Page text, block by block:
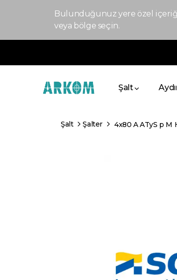
Bulunduğunuz yere özel
veya bölge seçin.
Şalt
Şalt Şalter 4x80 A ATyS p M